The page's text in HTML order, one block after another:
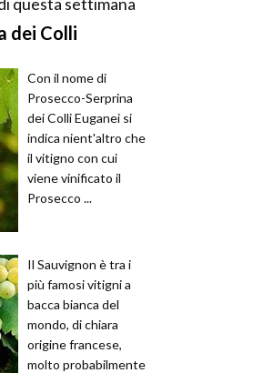
dei Colli
Con il nome di
Prosecco-Serprina
dei Colli Euganei si
indica nient'altro che
il vitigno con cui
viene vinificato il
Prosecco ...
Il Sauvignon è tra i
più famosi vitigni a
bacca bianca del
mondo, di chiara
origine francese,
molto probabilmente